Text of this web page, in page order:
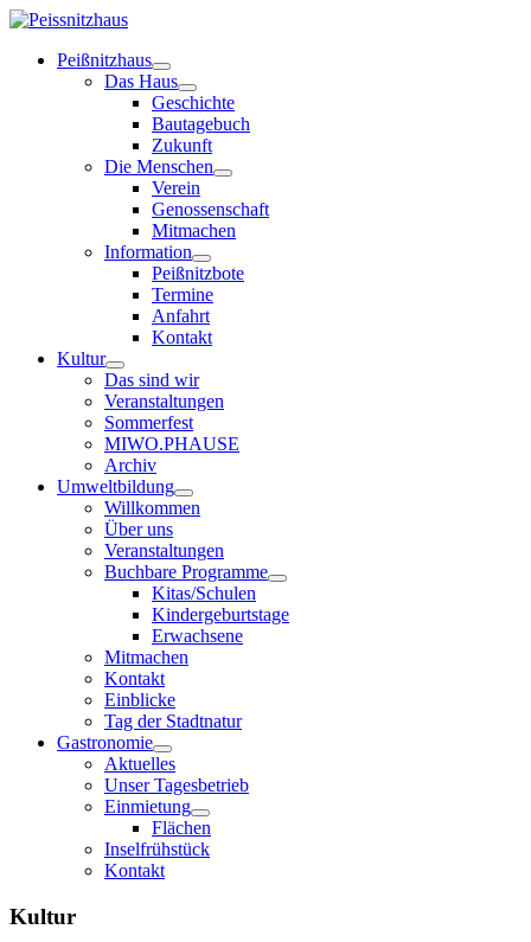
Peißnitzhaus
Das Haus
Geschichte
Bautagebuch
Zukunft
Die Menschen
Verein
Genossenschaft
Mitmachen
Information
Peißnitzbote
Termine
Anfahrt
Kontakt
Kultur
Das sind wir
Veranstaltungen
Sommerfest
MIWO.PHAUSE
Archiv
Umweltbildung
Willkommen
Über uns
Veranstaltungen
Buchbare Programme
Kitas/Schulen
Kindergeburtstage
Erwachsene
Mitmachen
Kontakt
Einblicke
Tag der Stadtnatur
Gastronomie
Aktuelles
Unser Tagesbetrieb
Einmietung
Flächen
Inselfrühstück
Kontakt
Kultur